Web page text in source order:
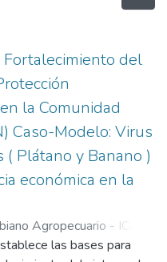
Fortalecimiento del
la Comunidad
Caso-Modelo: Virus
( Plátano y Banano )
económica en la
Agropecuario - ICA
Rojas, Ciro;Avelio
las bases para